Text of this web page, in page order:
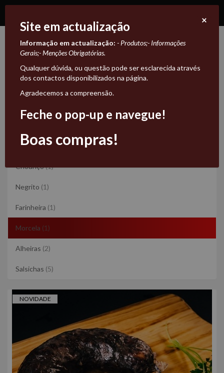
Morcela
Morcela
Enchidos Morcela
Ordenar por Relevância
Enchidos
Chouriço(1)
Negrito (1)
Farinheira (1)
Morcela (1)
Alheiras (2)
Salsichas (5)
NOVIDADE
×
Site em actualização
Informação em actualização: - Produtos;- Informações
Gerais;- Menções Obrigatórias.
Qualquer dúvida, ou questão pode ser esclarecida através
dos contactos disponibilizados na página.
Agradecemos a compreensão.
Feche o pop-up e navegue!
Boas compras!